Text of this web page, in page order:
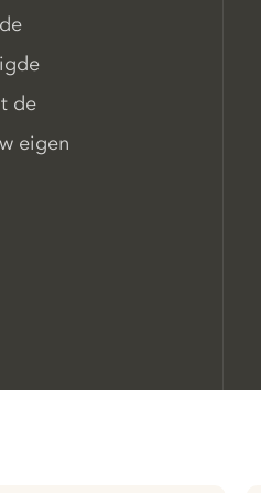
de
eigen